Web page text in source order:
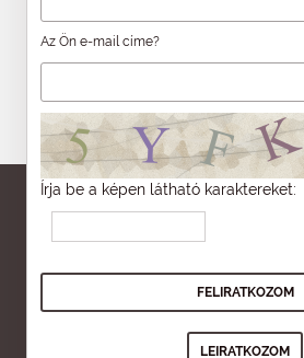
Az Ön e-mail címe?
Írja be a képen látható karaktereket: